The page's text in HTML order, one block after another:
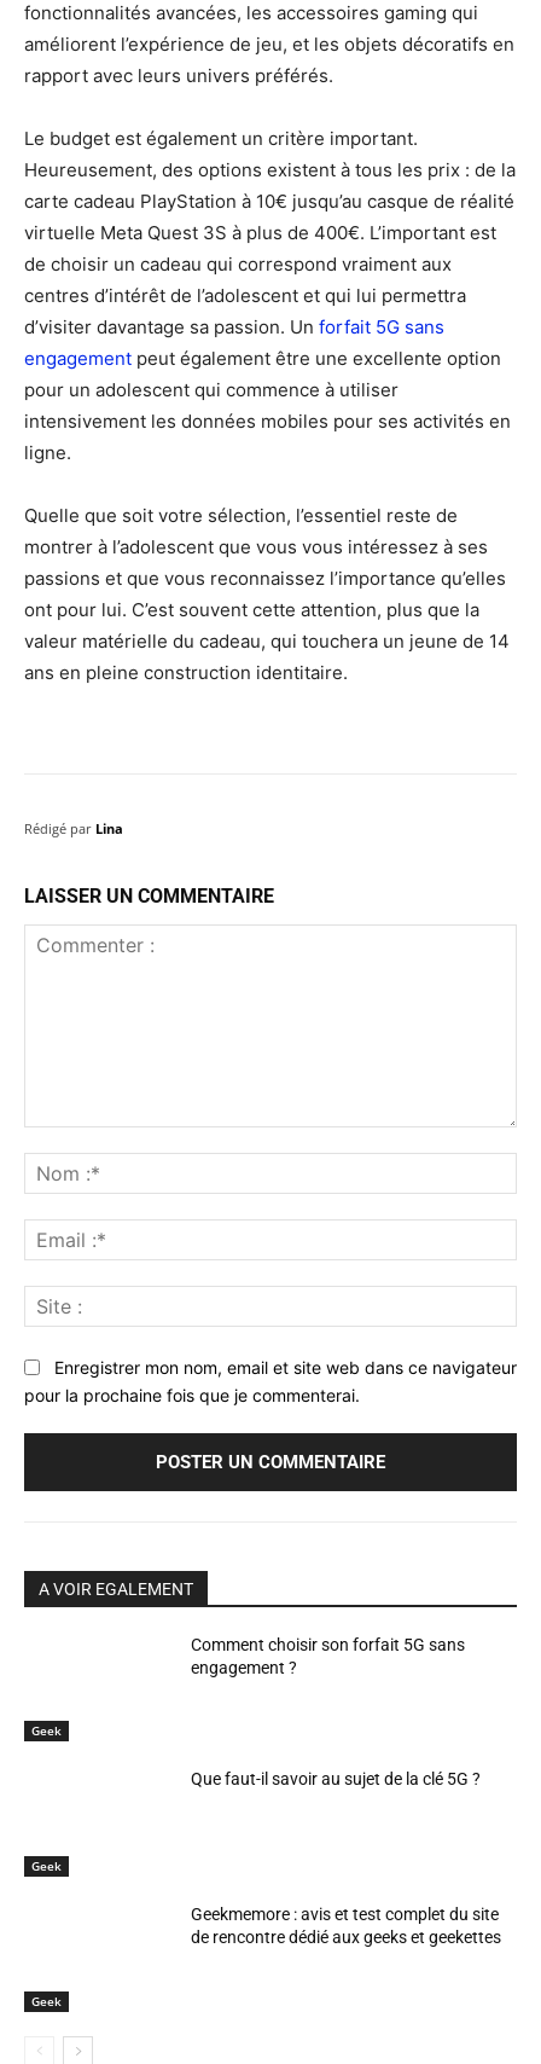
fonctionnalités avancées, les accessoires gaming qui
améliorent l’expérience de jeu, et les objets décoratifs en
rapport avec leurs univers préférés.
Le budget est également un critère important.
Heureusement, des options existent à tous les prix : de la
carte cadeau PlayStation à 10€ jusqu’au casque de réalité
virtuelle Meta Quest 3S à plus de 400€. L’important est
de choisir un cadeau qui correspond vraiment aux
centres d’intérêt de l’adolescent et qui lui permettra
d’visiter davantage sa passion. Un forfait 5G sans
engagement peut également être une excellente option
pour un adolescent qui commence à utiliser
intensivement les données mobiles pour ses activités en
ligne.
Quelle que soit votre sélection, l’essentiel reste de
montrer à l’adolescent que vous vous intéressez à ses
passions et que vous reconnaissez l’importance qu’elles
ont pour lui. C’est souvent cette attention, plus que la
valeur matérielle du cadeau, qui touchera un jeune de 14
ans en pleine construction identitaire.
Rédigé par Lina
LAISSER UN COMMENTAIRE
:*
:*
:
Enregistrer mon nom, email et site web dans ce navigateur
pour la prochaine fois que je commenterai.
A VOIR EGALEMENT
Geek
Comment choisir son forfait 5G sans
engagement ?
Geek
Que faut-il savoir au sujet de la clé 5G ?
Geek
Geekmemore : avis et test complet du site
de rencontre dédié aux geeks et geekettes